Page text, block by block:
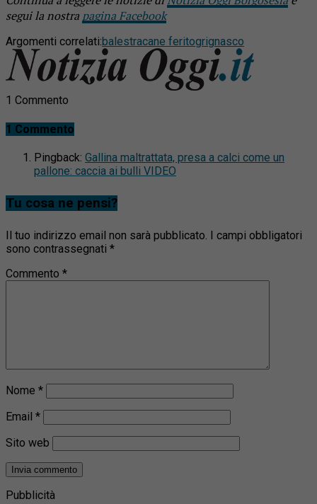
segui la nostra pagina Facebook
Argomenti correlati:balestracane feritogrignasco
1 Commento
1 Commento
Pingback: Gallina maltrattata, presa a calci come un
pallone: caccia ai bulli VIDEO
Tu cosa ne pensi?
Il tuo indirizzo email non sarà pubblicato. I campi obbligatori
sono contrassegnati *
Commento *
Nome *
Email *
Sito web
Pubblicità